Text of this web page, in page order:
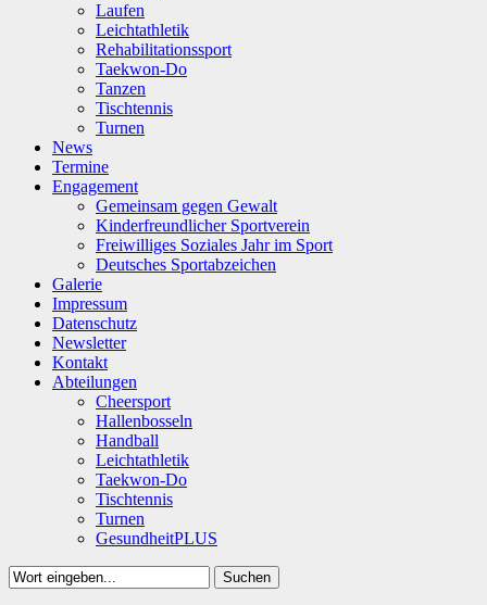
Laufen
Leichtathletik
Rehabilitationssport
Taekwon-Do
Tanzen
Tischtennis
Turnen
News
Termine
Engagement
Gemeinsam gegen Gewalt
Kinderfreundlicher Sportverein
Freiwilliges Soziales Jahr im Sport
Deutsches Sportabzeichen
Galerie
Impressum
Datenschutz
Newsletter
Kontakt
Abteilungen
Cheersport
Hallenbosseln
Handball
Leichtathletik
Taekwon-Do
Tischtennis
Turnen
GesundheitPLUS
Suchen